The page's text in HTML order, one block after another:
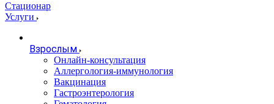
Стационар
Услуги
Взрослым
Онлайн-консультация
Аллергология-иммунология
Вакцинация
Гастроэнтерология